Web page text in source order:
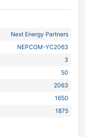
Next Energy Partners
NEPCOM-YC2063
3
50
2063
1650
1875